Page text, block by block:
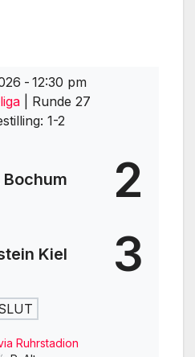
- 12:30 pm
| Runde 27
1-2
2
Kiel 3
Ruhrstadion